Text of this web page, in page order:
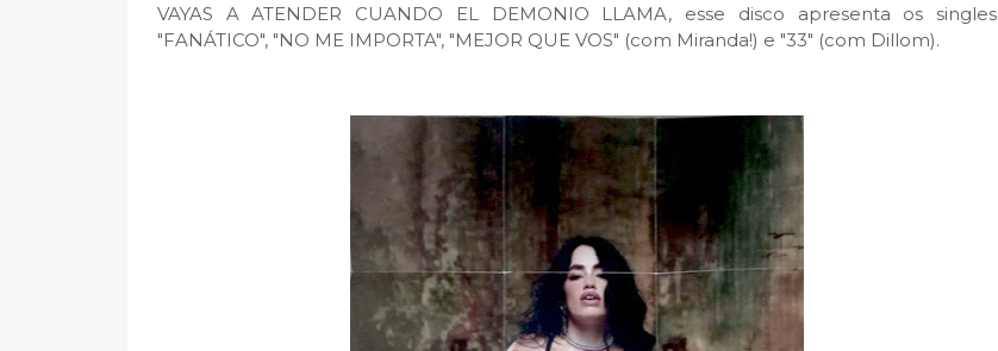
VAYAS A ATENDER CUANDO EL DEMONIO LLAMA, esse disco apresenta os singles
"FANÁTICO", "NO ME IMPORTA", "MEJOR QUE VOS" (com Miranda!) e "33" (com Dillom).